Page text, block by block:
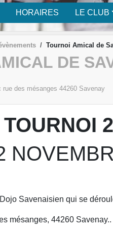
HORAIRES LE CLUB
Tournoi Amical de
DE
des mésanges 44260 Savenay
TOURNOI
Savenaisien qui se
mésanges, 44260 Savenay..